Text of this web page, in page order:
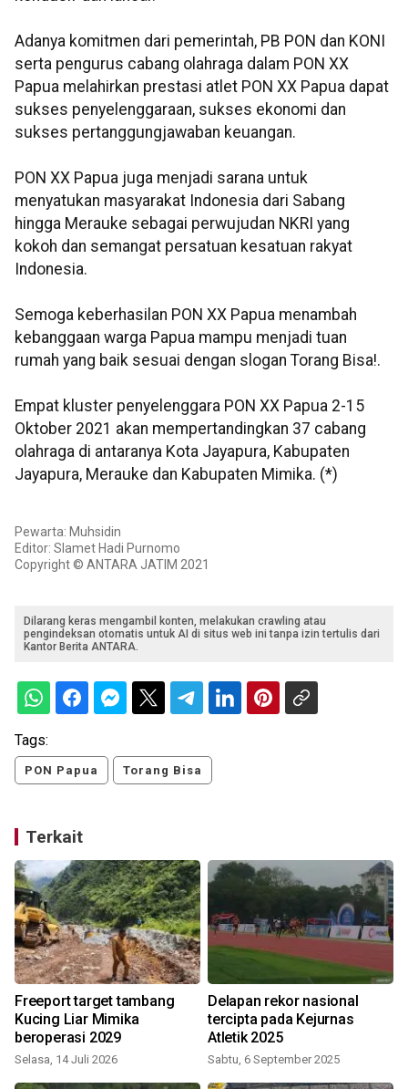
Adanya komitmen dari pemerintah, PB PON dan KONI
serta pengurus cabang olahraga dalam PON XX
Papua melahirkan prestasi atlet PON XX Papua dapat
sukses penyelenggaraan, sukses ekonomi dan
sukses pertanggungjawaban keuangan.
PON XX Papua juga menjadi sarana untuk
menyatukan masyarakat Indonesia dari Sabang
hingga Merauke sebagai perwujudan NKRI yang
kokoh dan semangat persatuan kesatuan rakyat
Indonesia.
Semoga keberhasilan PON XX Papua menambah
kebanggaan warga Papua mampu menjadi tuan
rumah yang baik sesuai dengan slogan Torang Bisa!.
Empat kluster penyelenggara PON XX Papua 2-15
Oktober 2021 akan mempertandingkan 37 cabang
olahraga di antaranya Kota Jayapura, Kabupaten
Jayapura, Merauke dan Kabupaten Mimika. (*)
Pewarta: Muhsidin
Editor: Slamet Hadi Purnomo
Copyright © ANTARA JATIM 2021
Dilarang keras mengambil konten, melakukan crawling atau
pengindeksan otomatis untuk AI di situs web ini tanpa izin tertulis dari
Kantor Berita ANTARA.
Tags:
PON Papua Torang Bisa
Terkait
Freeport target tambang
Kucing Liar Mimika
beroperasi 2029
Selasa, 14 Juli 2026
Delapan rekor nasional
tercipta pada Kejurnas
Atletik 2025
Sabtu, 6 September 2025